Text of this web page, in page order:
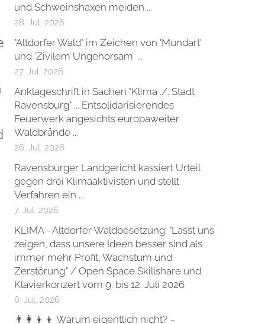
und Schweinshaxen meiden ...
28. Jul. 2026
"Altdorfer Wald" im Zeichen von 'Mundart'
und 'Zivilem Ungehorsam' ...
27. Jul. 2026
Anklageschrift in Sachen "Klima ./. Stadt
Ravensburg" ... Entsolidarisierendes
Feuerwerk angesichts europaweiter
Waldbrände ...
26. Jul. 2026
Ravensburger Landgericht kassiert Urteil
gegen drei Klimaaktivisten und stellt
Verfahren ein ...
7. Jul. 2026
KLIMA - Altdorfer Waldbesetzung: "Lasst uns
zeigen, dass unsere Ideen besser sind als
immer mehr Profit, Wachstum und
Zerstörung." / Open Space Skillshare und
Klavierkonzert vom 9. bis 12. Juli 2026
6. Jul. 2026
👨‍👩‍👦‍👦 Warum eigentlich nicht? –